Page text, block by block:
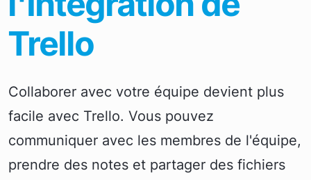
Trello
Collaborer avec votre équipe devient plus
facile avec Trello. Vous pouvez
communiquer avec les membres de l'équipe,
prendre des notes et partager des fichiers